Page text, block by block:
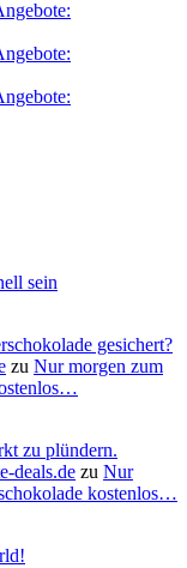
sein
gesichert?
zu Nur morgen zum
zu plündern.
deals.de zu Nur
kostenlos…